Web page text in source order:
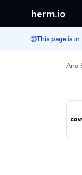
herm.io
🌐This page is in
Ana